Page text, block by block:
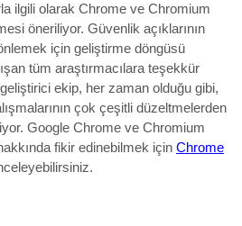
ilgili olarak Chrome ve Chromium
öneriliyor. Güvenlik açıklarının
için geliştirme döngüsü
tüm araştırmacılara teşekkür
ekip, her zaman olduğu gibi,
çok çeşitli düzeltmelerden
Google Chrome ve Chromium
fikir edinebilmek için Chrome